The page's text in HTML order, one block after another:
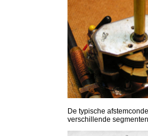
De typische
verschillende segmenten.